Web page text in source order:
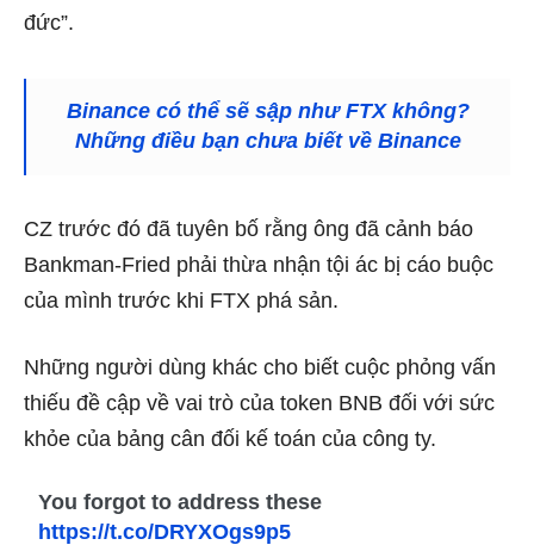
đức”.
Binance có thể sẽ sập như FTX không?
Những điều bạn chưa biết về Binance
CZ trước đó đã tuyên bố rằng ông đã cảnh báo
Bankman-Fried phải thừa nhận tội ác bị cáo buộc
của mình trước khi FTX phá sản.
Những người dùng khác cho biết cuộc phỏng vấn
thiếu đề cập về vai trò của token BNB đối với sức
khỏe của bảng cân đối kế toán của công ty.
You forgot to address these
https://t.co/DRYXOgs9p5